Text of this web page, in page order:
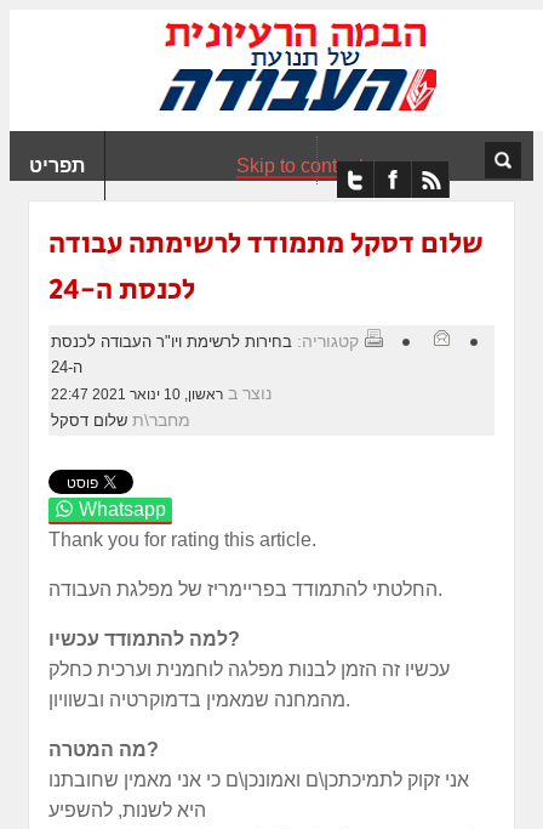
תפריט Skip to content
שלום דסקל מתמודד לרשימתה עבודה
לכנסת ה-24
קטגוריה: בחירות לרשימת ויו"ר העבודה לכנסת
ה-24
נוצר ב ראשון, 10 ינואר 2021 22:47
מחבר\ת שלום דסקל
Whatsapp
Thank you for rating this article.
החלטתי להתמודד בפריימריז של מפלגת העבודה.
למה להתמודד עכשיו?
עכשיו זה הזמן לבנות מפלגה לוחמנית וערכית כחלק
מהמחנה שמאמין בדמוקרטיה ובשוויון.
מה המטרה?
אני זקוק לתמיכתכן\ם ואמונכן\ם כי אני מאמין שחובתנו
היא לשנות, להשפיע